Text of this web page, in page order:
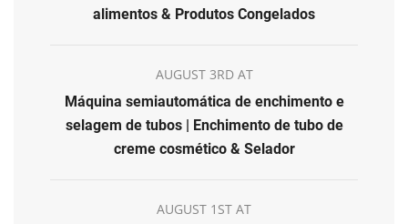
alimentos & Produtos Congelados
AUGUST 3RD AT
Máquina semiautomática de enchimento e
selagem de tubos | Enchimento de tubo de
creme cosmético & Selador
AUGUST 1ST AT